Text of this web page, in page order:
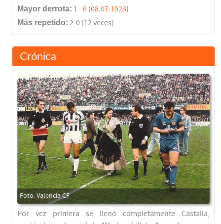
Mayor derrota: 1 - 6 (08.07.1923)
Más repetido: 2-0 (12 veces)
Crónica
Por vez primera se llenó completamente Castalia,